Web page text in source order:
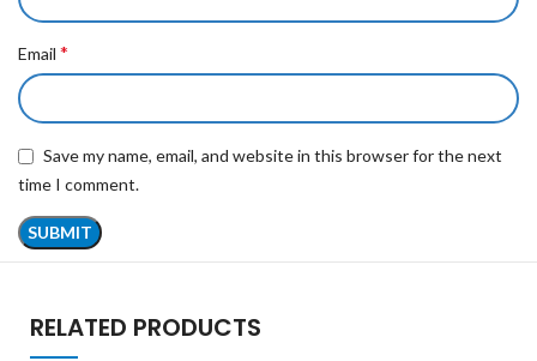
Email*
Save my name, email, and website in this browser for the next
time I comment.
RELATED PRODUCTS